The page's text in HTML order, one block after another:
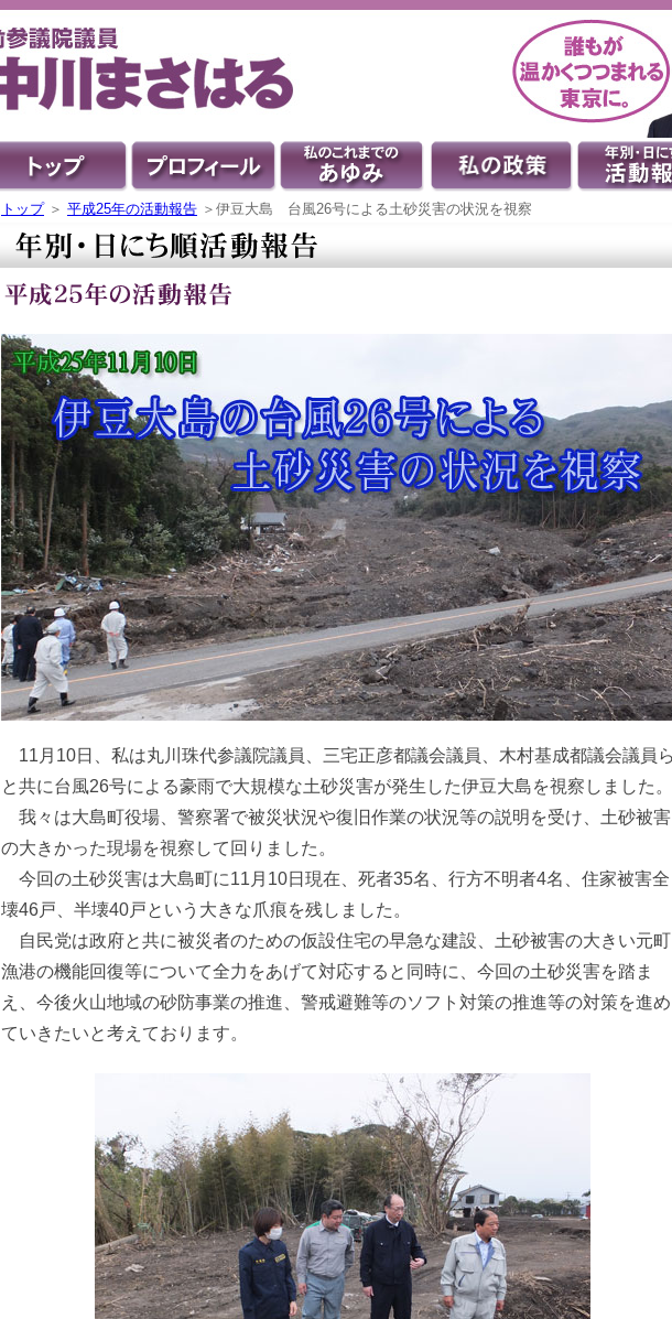
トップ＞ 平成25年の活動報告 ＞伊豆大島 台風26号による土砂災害の状況を視察
11月10日、私は丸川珠代参議院議員、三宅正彦都議会議員、木村基成都議会議員
と共に台風26号による豪雨で大規模な土砂災害が発生した伊豆大島を視察しました。
我々は大島町役場、警察署で被災状況や復旧作業の状況等の説明を受け、土砂被害
の大きかった現場を視察して回りました。
今回の土砂災害は大島町に11月10日現在、死者35名、行方不明者4名、住家被害全
壊46戸、半壊40戸という大きな爪痕を残しました。
自民党は政府と共に被災者のための仮設住宅の早急な建設、土砂被害の大きい元町
漁港の機能回復等について全力をあげて対応すると同時に、今回の土砂災害を踏ま
え、今後火山地域の砂防事業の推進、警戒避難等のソフト対策の推進等の対策を進め
ていきたいと考えております。